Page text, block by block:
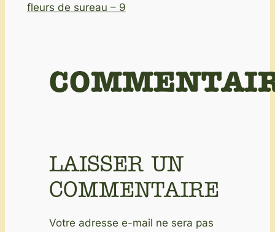
fleurs de sureau – 9
LAISSER UN
COMMENTAIRE
Votre adresse e-mail ne sera pas